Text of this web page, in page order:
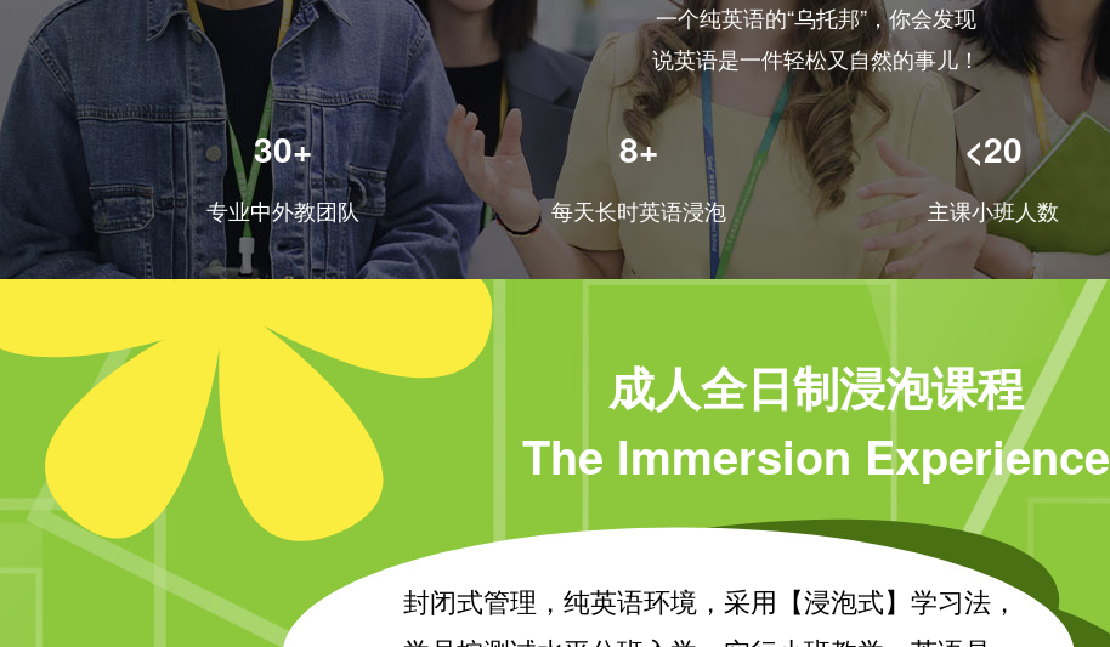
一个纯英语的“乌托邦”，你会发现
说英语是一件轻松又自然的事儿！
30+
专业中外教团队
8+
每天长时英语浸泡
<20
主课小班人数
成人全日制浸泡课程
The Immersion Experience
封闭式管理，纯英语环境，采用【浸泡式】学习法，